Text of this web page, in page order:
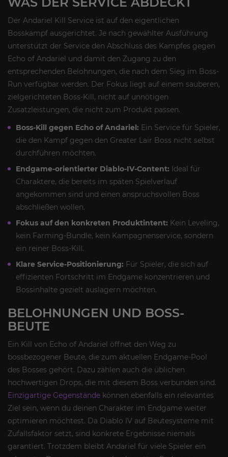
Der Andariel Kill Service ist auf den eigentlichen
Bosskampf ausgerichtet. Je nach gewählter Ausführung
unterstützt der Service den Abschluss des Kampfes gegen
Echo of Andariel und damit den Zugang zu den
entsprechenden Belohnungen, die nach dem Sieg im Boss-
Run verfügbar werden. Der Fokus liegt auf einem sauberen,
zielgerichteten Boss-Kill, nicht auf unnötigen
Zusatzleistungen, die nicht zum Produkt passen.
Boss-Kill gegen Echo of Andariel: Ein Service für Spieler,
die den Kampf gegen den Greater Lair Boss nicht selbst
durchführen möchten.
Endgame-orientierter Diablo-IV-Content: Ideal für
Charaktere, die bereits im späten Spielverlauf
angekommen sind und einen anspruchsvollen Boss
abschließen wollen.
Fokus auf den konkreten Produktintent: Kein Leveling,
kein Farming-Bundle, kein Kampagnenservice, sondern
ein reiner Boss-Kill.
Klare Service-Positionierung: Für Spieler, die sich auf
effizienten Fortschritt im Endgame konzentrieren und
Bossinhalte gezielt auslagern möchten.
BELOHNUNGEN UND BOSS-
BEUTE
Ein Kill von Echo of Andariel öffnet den Weg zu
bossbezogener Beute, die zum aktuellen Endgame-Pool
des Bosses gehört. Dazu zählen auch die üblichen
hochwertigen Drops, die mit diesem Boss verbunden sind.
Einzigartige Gegenstände können ebenfalls ein relevantes
Ziel sein, wenn du deinen Charakter im Endgame weiter
optimieren möchtest. Da Diablo IV auf Beutesysteme mit
Zufallsfaktor setzt, sind konkrete Ergebnisse niemals
garantiert. Trotzdem bleibt Andariel für viele Spieler ein